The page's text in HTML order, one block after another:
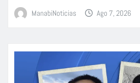
ManabiNoticias Ago 7, 2026